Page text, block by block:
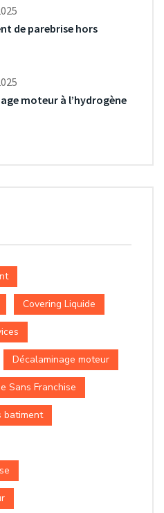
de parebrise hors
moteur à l’hydrogène
Covering Liquide
Décalaminage moteur
Sans Franchise
batiment